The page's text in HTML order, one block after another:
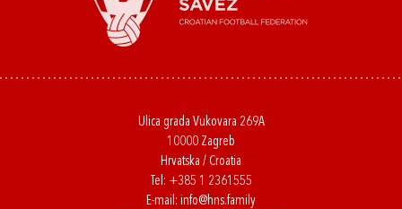
Ulica grada Vukovara 269A
10000 Zagreb
Hrvatska / Croatia
Tel: +385 1 2361555
E-mail: info@hns.family